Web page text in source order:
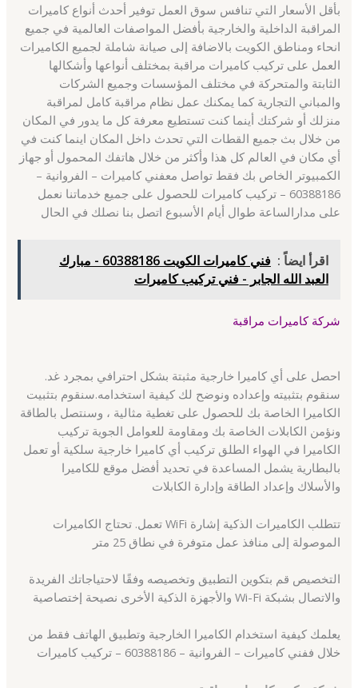
بأقل الأسعار التي تنافس سوق العمل توفير أحدث أنواع كاميرات
المراقبة الداخلية والخارجية بأفضل المواصفات العالمية في جميع
انحاء ومناطق الكويت بالاضافة إلى صيانة شاملة لجميع الكاميرات
العمل على تركيب كاميرات مراقبة بمختلف أنواعها وأشكالها
الثابتة والمتحركة في مختلف المؤسسات وجميع الشركات
والمباني التجارية كما يمكنك عمل نظام مراقبة كامل لمراقبة
منزلك أو شركتك أينما كنت تستطيع معرفة كل ما يدور في المكان
من خلال بث جميع القطات التي تحدث داخل المكان اينما كنت في
أي مكان في العالم كل هذا وأكثر من خلال هاتفك المحمول أو جهاز
الكمبيوتر الخاص بك فقط تواصل معفني كاميرات – الفروانية –
60388186 – تركيب كاميرات للحصول على جميع خدماتنا نعمل
على مدارالساعة طوال أيام الأسبوع اتصل بنا نصلك في الحال
اقرأ ايضاً :
فني كاميرات الكويت 60388186 - مبارك
العبد الله الجابر - فني تركيب كاميرات
شركة كاميرات مراقبة
احصل على أي كاميرا خارجية مثبتة بشكل احترافي بمجرد غد.
سنقوم بتثبيته وإعداده ونوضح لك كيفية استخدامه.سنقوم بتثبيت
الكاميرا الخاصة بك للحصول على تغطية مثالية ، وسنتصل بالطاقة
ونؤمن الكابلات الخاصة بك ومقاومة للعوامل الجوية تركيب
الكاميرا في الهواء الطلق تركيب أي كاميرا خارجية سلكية أو تعمل
بالبطارية يشمل المساعدة في تحديد أفضل موقع للكاميرا
والأسلاك وإعداد الطاقة وإدارة الكابلات
تتطلب الكاميرات الذكية إشارة WiFi تعمل. تحتاج الكاميرات
الموصولة إلى منافذ عمل متوفرة في نطاق 25 متر
التخصيص قم بتكوين التطبيق وتخصيصه وفقًا لاحتياجاتك الفريدة
والاتصال بشبكة Wi-Fi والأجهزة الذكية الأخرى نصيحة إختصاصية
يعلمك كيفية استخدام الكاميرا الخارجية وتطبيق الهاتف فقط من
خلال ففني كاميرات – الفروانية – 60388186 – تركيب كاميرات